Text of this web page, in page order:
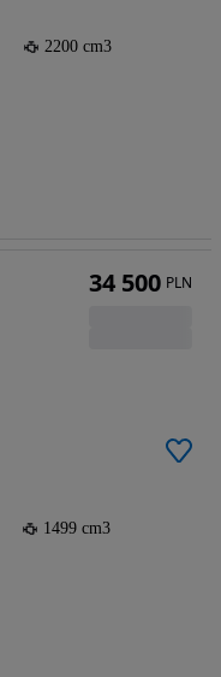
2200 cm3
1499 cm3
34 500 PLN